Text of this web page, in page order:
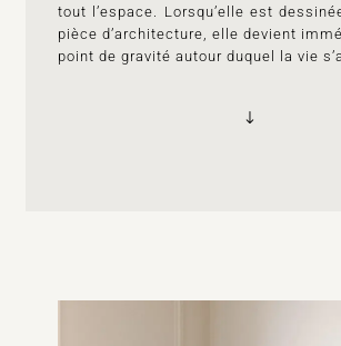
tout l’espace. Lorsqu’elle est
pièce d’architecture, elle devient
point de gravité autour duquel la vie